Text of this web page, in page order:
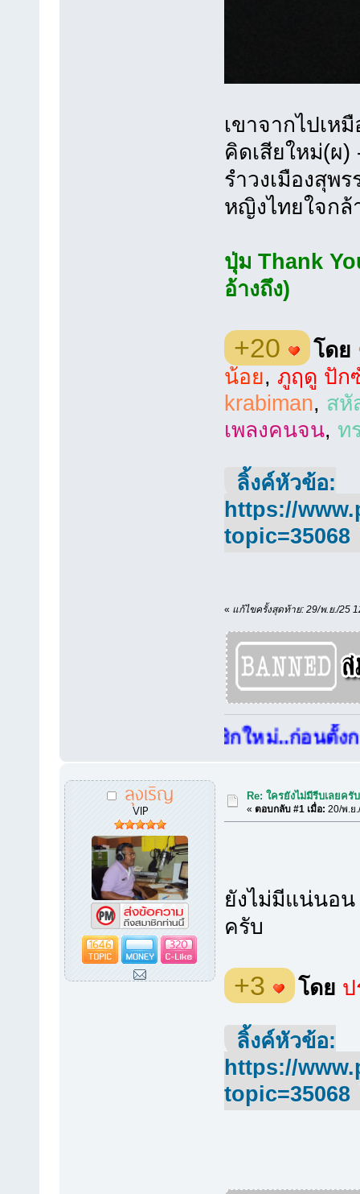
เขาจากไปเห
คิดเสียใหม่(ผ)
รำวงเมืองสุพ
หญิงไทยใจก
ปุ่ม Thank
อ้างถึง)
+20 โดย
น้อย, ภูฤดู ปัก
krabiman, สหั
เพลงคนจน, ท
ลิ้งค์หัวข้อ:
https://
topic=35068
« แก้ไขครั้งสุดท้าย: 29/พ.ย./25
สมาชิกใหม่..ก่อนตั้งกระทู้แนะ
ลุงเริญ
VIP
1646 320
Re: ใครยังไม่มีรีบเลยครับ
«ตอบกลับ #1 เมื่อ: 20/พ.ย
ยังไม่มีแน่นอ
ครับ
+3 โดย ป
ลิ้งค์หัวข้อ:
https://
topic=35068